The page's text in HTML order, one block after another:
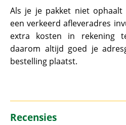
Als je je pakket niet
een verkeerd afleveradres
extra kosten in rekening
daarom altijd goed je
bestelling plaatst.
Recensies